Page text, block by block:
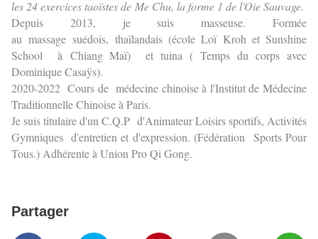
les 24 exercices taoïstes de Me Chu, la forme 1 de l'Oie Sauvage.
Depuis 2013, je suis masseuse. Formée
au massage suédois, thaïlandais (école Loï Kroh et Sunshine
School à Chiang Maï) et tuina ( Temps du corps avec
Dominique Casaÿs).
2020-2022 Cours de médecine chinoise à l'Institut de Médecine
Traditionnelle Chinoise à Paris.
Je suis titulaire d'un C.Q.P d'Animateur Loisirs sportifs, Activités
Gymniques d'entretien et d'expression. (Fédération Sports Pour
Tous.) Adhérente à Union Pro Qi Gong.
Partager